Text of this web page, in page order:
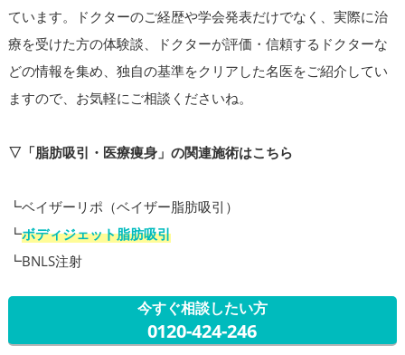
ています。ドクターのご経歴や学会発表だけでなく、実際に治
療を受けた方の体験談、ドクターが評価・信頼するドクターな
どの情報を集め、独自の基準をクリアした名医をご紹介してい
ますので、お気軽にご相談くださいね。
▽「脂肪吸引・医療痩身」の関連施術はこちら
┗ベイザーリポ（ベイザー脂肪吸引）
┗ボディジェット脂肪吸引
┗BNLS注射
今すぐ相談したい方
0120-424-246